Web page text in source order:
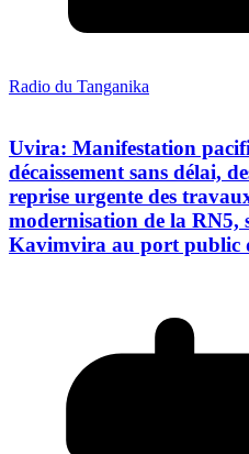
Radio du Tanganika
Uvira: Manifestation
décaissement sans délai,
reprise urgente des
modernisation de la
Kavimvira au port public